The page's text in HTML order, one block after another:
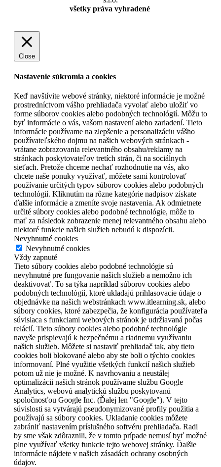
všetky práva vyhradené
Close
Nastavenie súkromia a cookies
Keď navštívite webové stránky, niektoré informácie je možné
prostredníctvom vášho prehliadača vyvolať alebo uložiť vo
forme súborov cookies alebo podobných technológií. Môžu to
byť informácie o vás, vašom nastavení alebo zariadení. Tieto
informácie používame na zlepšenie a personalizáciu vášho
používateľského dojmu na našich webových stránkach -
vrátane zobrazovania relevantného obsahu/reklamy na
stránkach poskytovateľov tretích strán, či na sociálnych
sieťach. Pretože chceme nechať rozhodnutie na vás, ako
chcete naše ponuky využívať, môžete sami kontrolovať
používanie určitých typov súborov cookies alebo podobných
technológií. Kliknutím na rôzne kategórie nadpisov získate
ďalšie informácie a zmeníte svoje nastavenia. Ak odmietnete
určité súbory cookies alebo podobné technológie, môže to
mať za následok zobrazenie menej relevantného obsahu alebo
niektoré funkcie našich služieb nebudú k dispozícii.
Nevyhnutné cookies
Nevyhnutné cookies
Vždy zapnuté
Tieto súbory cookies alebo podobné technológie sú
nevyhnutné pre fungovanie našich služieb a nemožno ich
deaktivovať. To sa týka napríklad súborov cookies alebo
podobných technológií, ktoré ukladajú prihlasovacie údaje o
objednávke na našich webstránkach www.itlearning.sk, alebo
súbory cookies, ktoré zabezpečia, že konfigurácia používateľa
súvisiaca s funkciami webových stránok je udržiavaná počas
relácií. Tieto súbory cookies alebo podobné technológie
navyše prispievajú k bezpečnému a riadnemu využívaniu
našich služieb. Môžete si nastaviť prehliadač tak, aby tieto
cookies boli blokované alebo aby ste boli o týchto cookies
informovaní. Plné využitie všetkých funkcií našich služieb
potom už nie je možné. K navrhovaniu a neustálej
optimalizácii našich stránok používame službu Google
Analytics, webovú analytickú službu poskytovanú
spoločnosťou Google Inc. (Ďalej len "Google"). V tejto
súvislosti sa vytvárajú pseudonymizované profily použitia a
používajú sa súbory cookies. Ukladanie cookies môžete
zabrániť nastavením príslušného softvéru prehliadača. Radi
by sme však zdôraznili, že v tomto prípade nemusí byť možné
plne využívať všetky funkcie tejto webovej stránky. Ďalšie
informácie nájdete v našich zásadách ochrany osobných
údajov.